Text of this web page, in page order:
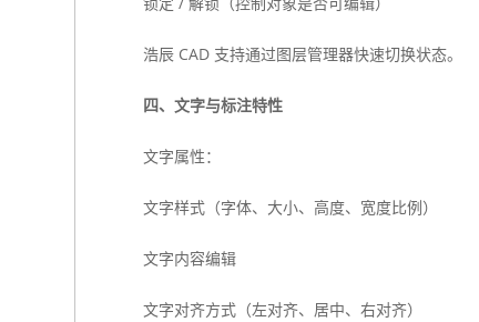
浩辰 CAD 支持通过图层管理器快速切换状态。
四、文字与标注特性
文字属性：
文字样式（字体、大小、高度、宽度比例）
文字内容编辑
文字对齐方式（左对齐、居中、右对齐）